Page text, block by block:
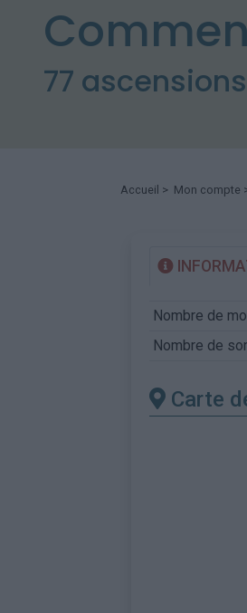
77 ascensions
Accueil > Mon compte
Nombre de
Nombre de
Carte